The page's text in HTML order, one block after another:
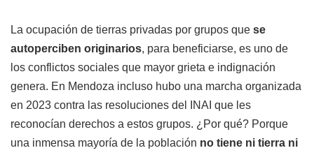
La ocupación de tierras privadas por grupos que se
autoperciben originarios, para beneficiarse, es uno de
los conflictos sociales que mayor grieta e indignación
genera. En Mendoza incluso hubo una marcha organizada
en 2023 contra las resoluciones del INAI que les
reconocían derechos a estos grupos. ¿Por qué? Porque
una inmensa mayoría de la población no tiene ni tierra ni